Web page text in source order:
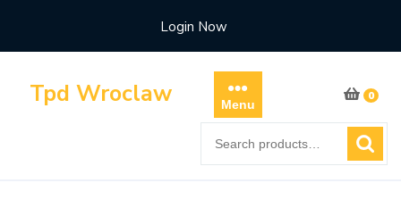
content
Login Now
Tpd Wroclaw Menu
0
for: